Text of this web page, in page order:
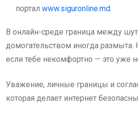
портал www.siguronline.md.
В онлайн-среде граница между
домогательством иногда размыта.
если тебе некомфортно — это уже
Уважение, личные границы и
которая делает интернет